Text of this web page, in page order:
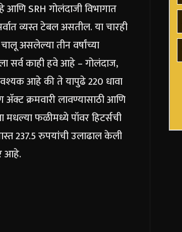
SRH गोलंदाजी विभागात
व्यस्त टेबल असतील. या चारही
असलेल्या तीन वर्षांच्या
सर्व काही हवे आहे – गोलंदाज,
आहे की ते यापुढे 220 धावा
क्रमवारी लावण्यासाठी आणि
मधल्या फळीमध्ये पॉवर हिटर्सची
237.5 रुपयांची उलाढाल केली
आहे.